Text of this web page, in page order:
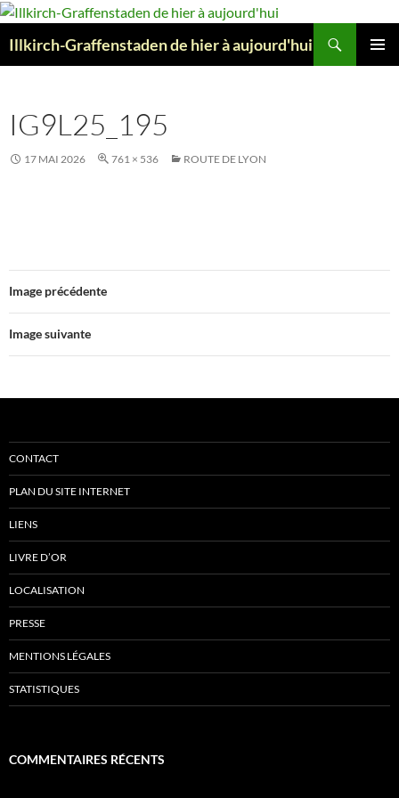
Aller
contenu
Illkirch-Graffenstaden de hier à aujourd'hui
IG9L25_195
17 MAI 2026 761 × 536 ROUTE DE LYON
Image précédente
Image suivante
CONTACT
PLAN DU SITE INTERNET
LIENS
LIVRE D’OR
LOCALISATION
PRESSE
MENTIONS LÉGALES
STATISTIQUES
COMMENTAIRES RÉCENTS